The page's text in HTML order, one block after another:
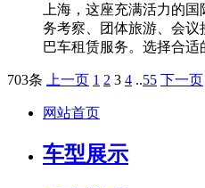
上海，这座充满活力的
务考察、团体旅游、会
巴车租赁服务。选择合适
703条 上一页 1 2 3 4 ..55 下一页
网站首页
车型展示